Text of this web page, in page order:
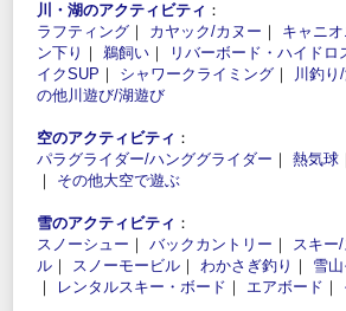
川・湖のアクティビティ ：
ラフティング ｜ カヤック/カヌー ｜ キャニ
ン下り ｜ 鵜飼い ｜ リバーボード・ハイドロ
イクSUP ｜ シャワークライミング ｜ 川釣り
の他川遊び/湖遊び
空のアクティビティ ：
パラグライダー/ハンググライダー ｜ 熱気球
｜ その他大空で遊ぶ
雪のアクティビティ ：
スノーシュー ｜ バックカントリー ｜ スキー
ル ｜ スノーモービル ｜ わかさぎ釣り ｜ 雪
｜
レンタルスキー・ボード ｜ エアボード ｜